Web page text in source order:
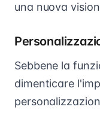
una nuova
Sebbene la
dimenticare